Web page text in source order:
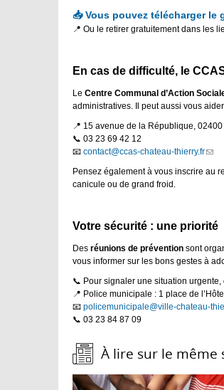
📥 Vous pouvez télécharger
📍 Ou le retirer gratuitement dans les
En cas de difficulté, le
Le Centre Communal d’Action
administratives. Il peut aussi vous
📍 15 avenue de la République,
📞 03 23 69 42 12
📧 contact@ccas-chateau-thierry.fr(link
e-
Pensez également à vous inscrire au
canicule ou de grand froid.
Votre sécurité : une priorité
Des réunions de prévention sont
vous informer sur les bons gestes à
📞 Pour signaler une situation urgente,
📍 Police municipale : 1 place de
📧 policemunicipale@ville-chateau-
📞 03 23 84 87 09
À lire sur le même